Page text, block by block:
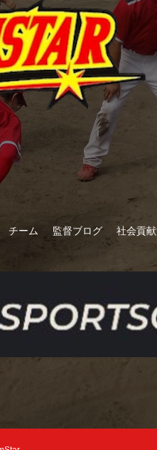
チーム 監督ブログ 社会貢